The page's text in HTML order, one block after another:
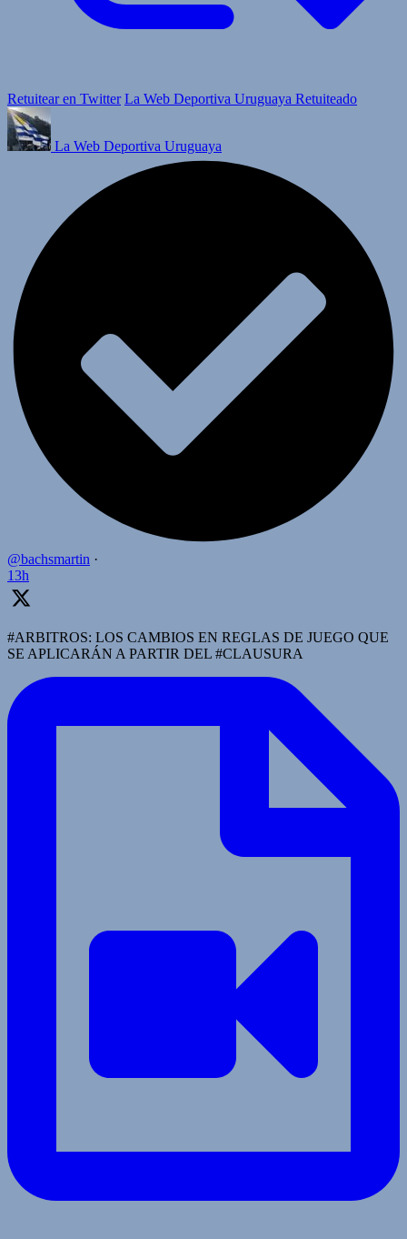
Retuitear en Twitter La Web Deportiva Uruguaya Retuiteado
La Web Deportiva Uruguaya
@bachsmartin ·
13h
#ARBITROS: LOS CAMBIOS EN REGLAS DE JUEGO QUE
SE APLICARÁN A PARTIR DEL #CLAUSURA